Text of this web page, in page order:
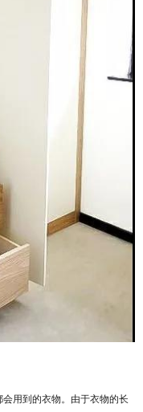
用到的衣物。由于衣物的长